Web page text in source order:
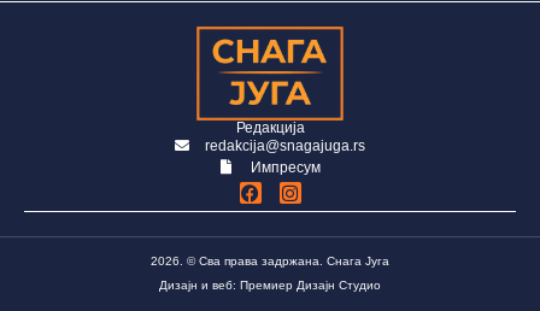
Редакција
redakcija@snagajuga.rs
Импресум
2026. © Сва права задржана. Снага Југа
Дизајн и веб: Премиер Дизајн Студио